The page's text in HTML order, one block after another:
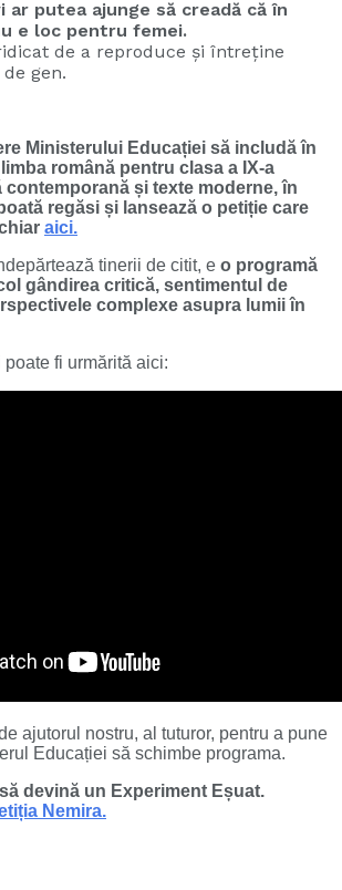
ar putea ajunge să creadă că în
e loc pentru femei.
de a reproduce și întreține
gen.
Ministerului Educației să includă în
română pentru clasa a IX-a
contemporană și texte moderne, în
regăsi și lansează o petiție care
aici.
tinerii de citit, e o programă
gândirea critică, sentimentul de
complexe asupra lumii în
fi urmărită aici:
ajutorul nostru, al tuturor, pentru a pune
Educației să schimbe programa.
devină un Experiment Eșuat.
Nemira.